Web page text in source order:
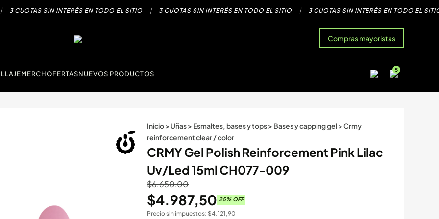
3 CUOTAS SIN INTERÉS EN TODO EL SITIO | 3 CUOTAS SIN INTERÉS EN TODO EL SITIO | 3 CUOTAS SIN INTERÉS EN TODO EL SITIO
Compras mayoristas
MERCHOFERTASNUEVOS PRODUCTOS 5
Inicio> Uñas> Esmaltes, bases y tops> Bases y capping gel>Crmy
reinforcement clear / color
CRMY Gel Polish Reinforcement Pink Lilac
Uv/Led 15ml CH077-009
$6.650,00
$4.987,50 25% OFF
Precio sin impuestos: $4.121,90